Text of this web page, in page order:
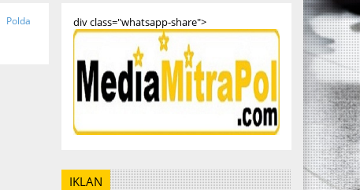
Polda
div class="whatsapp-share">
IKLAN